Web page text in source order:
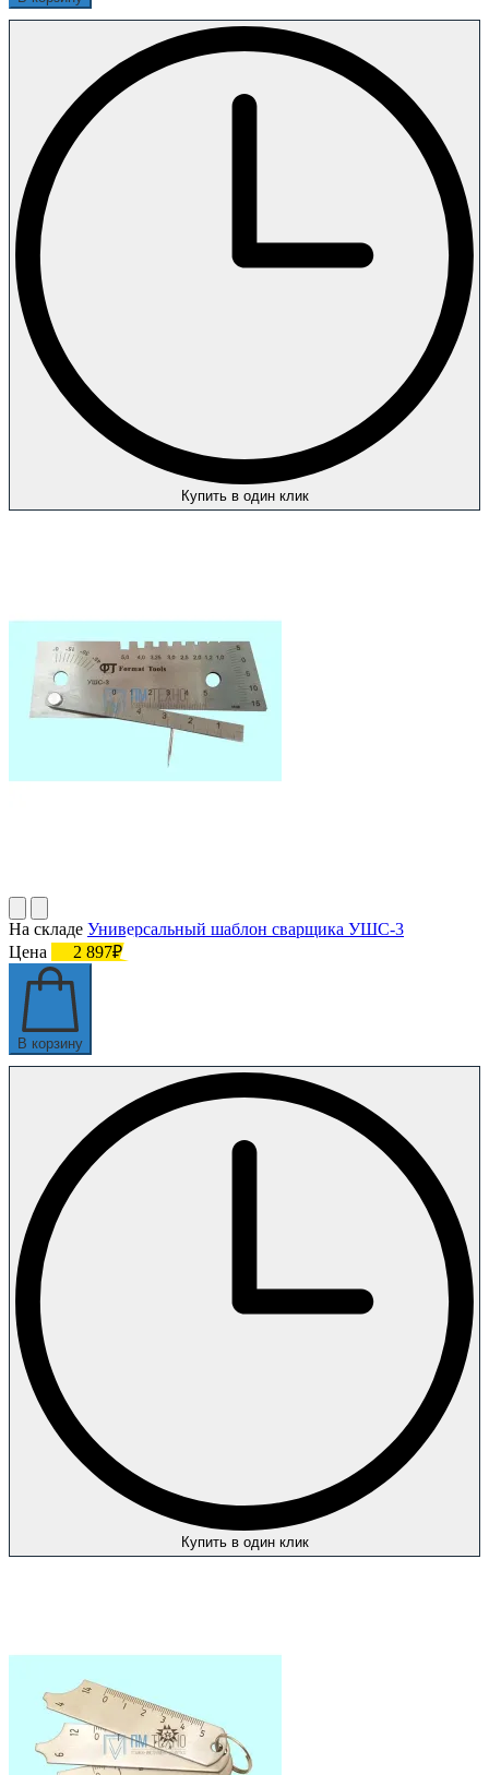
Купить в один клик
На складе Универсальный шаблон сварщика УШС-3
Цена
2 897₽
В корзину
Купить в один клик